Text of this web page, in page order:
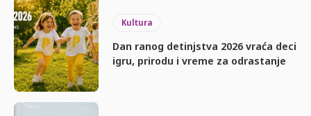
Kultura
Dan ranog detinjstva 2026 vraća deci
igru, prirodu i vreme za odrastanje